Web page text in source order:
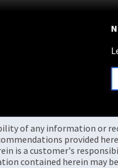
of any information or
provided
is a customer's
contained herein may